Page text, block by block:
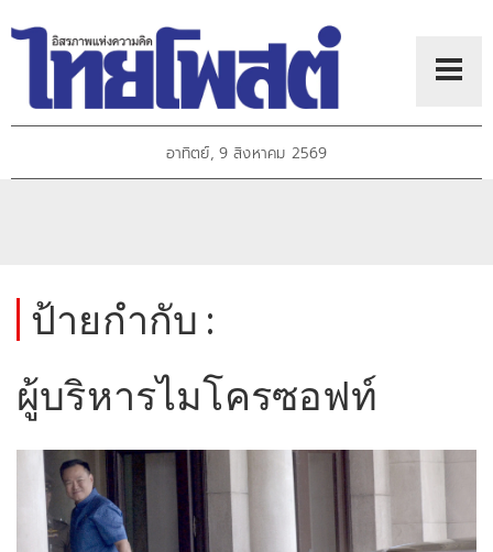
อาทิตย์, 9 สิงหาคม 2569
ป้ายกำกับ :
ผู้บริหารไมโครซอฟท์